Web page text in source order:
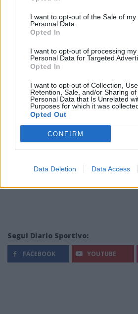
I want to opt-out of the Sale of my
Personal Data.
Opted In
I want to opt-out of processing my
Personal Data for Targeted
Opted In
I want to opt-out of Collection, Use,
Retention, Sale, and/or Sharing of
Personal Data that Is Unrelated
Purposes for which it was
Opted Out
CONFIRM
Data Deletion Data Access
Altri innesti all'Ilva:
(ex San Teodoro) e
Segui Diario Sportivo:
FACEBOOK YOUTUBE